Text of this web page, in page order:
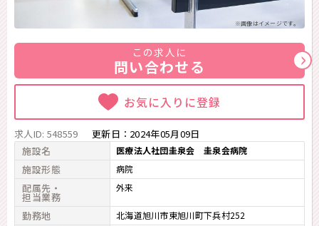
※画像はイメージです。
この求人に
問い合わせる
お気に入りに登録
求人ID: 548559 更新日： 2024年05月09日
施設名
医療法人社団圭泉会 圭泉会病院
施設形態 病院
配属先・
担当業務
外来
勤務地 北海道旭川市東旭川町下兵村252